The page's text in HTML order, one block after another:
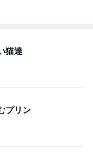
猫達
プリン